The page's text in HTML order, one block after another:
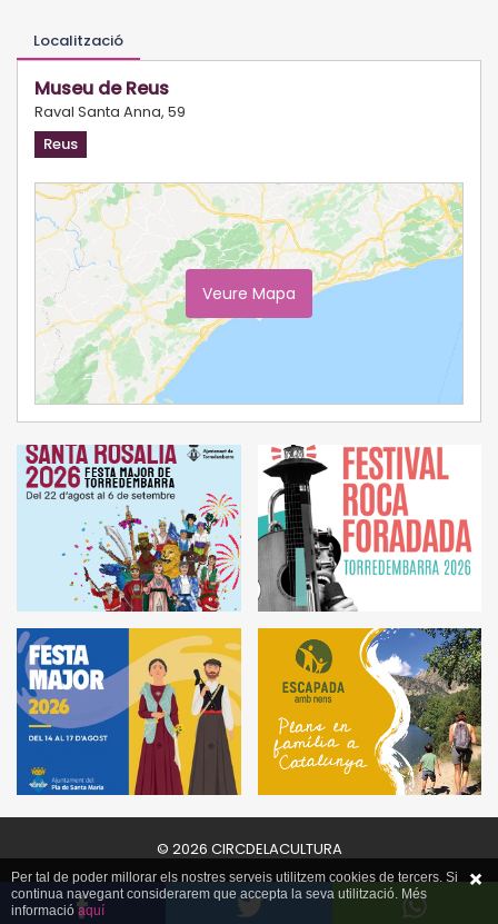
Localització
Museu de Reus
Raval Santa Anna, 59
Reus
Veure Mapa
© 2026 CIRCDELACULTURA
Per tal de poder millorar els nostres serveis utilitzem cookies de tercers. Si
continua navegant considerarem que accepta la seva utilització. Més
informacióaquí